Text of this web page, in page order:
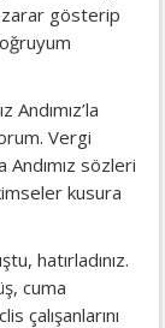
zarar gösterip
Andımız’la
Vergi
sözleri
kusura
hatırladınız.
cuma
çalışanlarını